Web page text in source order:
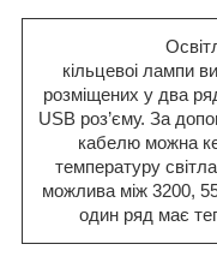
кільцевоі лампи
розміщених у два
USB роз’єму. За
кабелю можна
температуру
можлива між 3200,
один ряд має